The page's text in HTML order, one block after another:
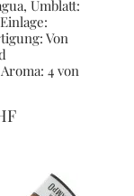
Umblatt:
Von
4 von